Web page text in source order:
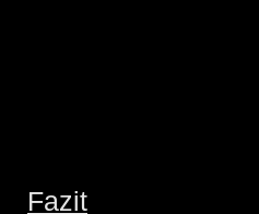
Fazit